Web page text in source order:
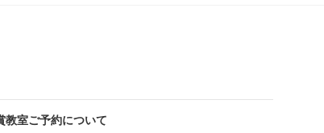
教室ご予約について